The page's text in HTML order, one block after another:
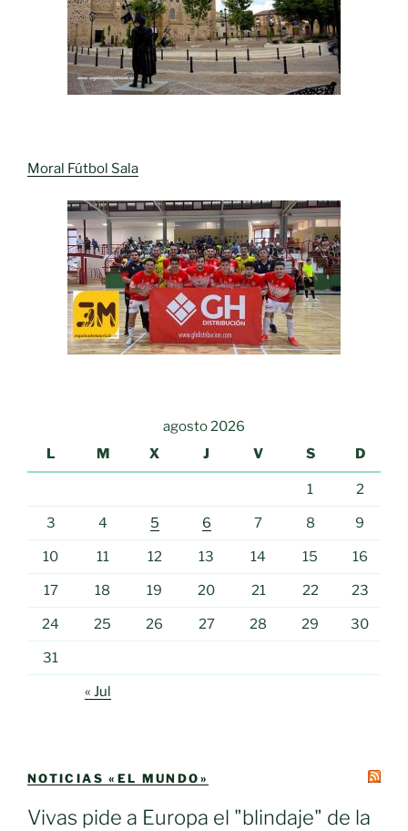
Moral Fútbol Sala
agosto 2026
L
M X J V S D
1 2
3 4 5 6 7 8 9
10 11 12 13 14 15 16
17 18 19 20 21 22 23
24 25 26 27 28 29 30
31
« Jul
NOTICIAS «EL MUNDO»
Vivas pide a Europa el "blindaje" de la